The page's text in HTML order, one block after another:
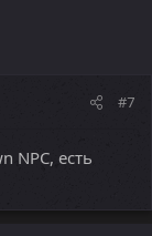
#7
NPC, есть